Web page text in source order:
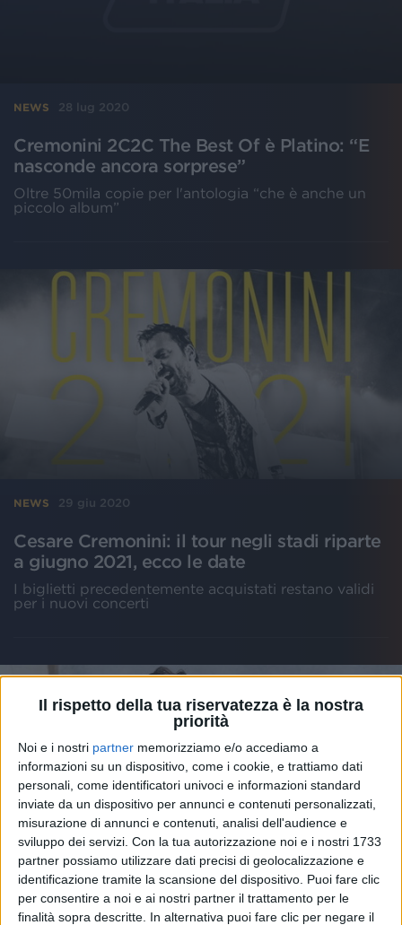
Il rispetto della tua riservatezza è la nostra
priorità
Noi e i nostri partner memorizziamo e/o accediamo a
informazioni su un dispositivo, come i cookie, e trattiamo dati
personali, come identificatori univoci e informazioni standard
inviate da un dispositivo per annunci e contenuti personalizzati,
misurazione di annunci e contenuti, analisi dell'audience e
sviluppo dei servizi. Con la tua autorizzazione noi e i nostri 1733
partner possiamo utilizzare dati precisi di geolocalizzazione e
identificazione tramite la scansione del dispositivo. Puoi fare clic
per consentire a noi e ai nostri partner il trattamento per le
finalità sopra descritte. In alternativa puoi fare clic per negare il
NEWS 28 lug 2020
Cremonini 2C2C The Best Of è Platino: “E
nasconde ancora sorprese”
Oltre 50mila copie per l'antologia “che è anche un
piccolo album”
NEWS 29 giu 2020
Cesare Cremonini: il tour negli stadi riparte
a giugno 2021, ecco le date
I biglietti precedentemente acquistati restano validi
per i nuovi concerti
NEWS 06 dic 2019